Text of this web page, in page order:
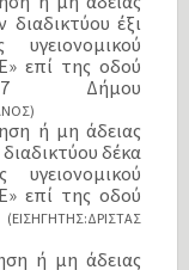
έξι
επί της οδού
Δήμου
ή μη άδειας
δέκα
επί της οδού
(ΕΙΣΗΓΗΤΗΣ:ΔΡΙΣΤΑΣ
ή μη άδειας